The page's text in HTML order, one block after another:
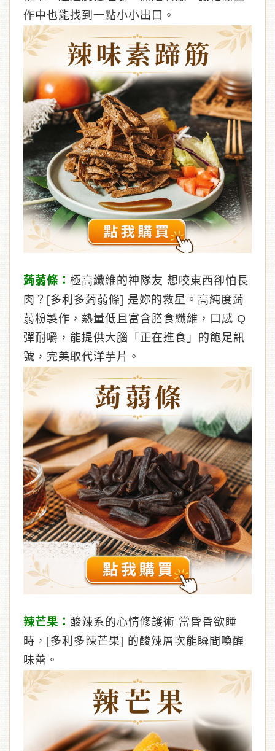
作中也能找到一點小小出口。
蒟蒻條：極高纖維的神隊友 想咬東西卻怕長
肉？[多利多蒟蒻條] 是妳的救星。高純度蒟
蒻粉製作，熱量低且富含膳食纖維，口感 Q
彈耐嚼，能提供大腦「正在進食」的飽足訊
號，完美取代洋芋片。
辣芒果： 酸辣系的心情修護術 當昏昏欲睡
時，[多利多辣芒果] 的酸辣層次能瞬間喚醒
味蕾。